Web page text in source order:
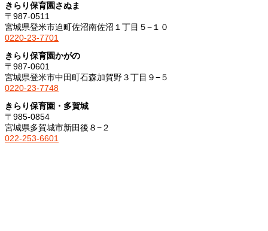
きらり保育園さぬま
〒987-0511
宮城県登米市迫町佐沼南佐沼１丁目５−１０
0220-23-7701
きらり保育園かがの
〒987-0601
宮城県登米市中田町石森加賀野３丁目９−５
0220-23-7748
きらり保育園・多賀城
〒985-0854
宮城県多賀城市新田後８−２
022-253-6601